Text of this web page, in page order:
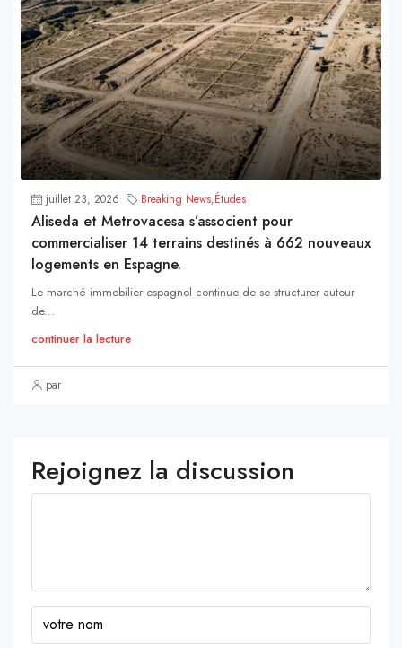
juillet 23, 2026 Breaking News,Études
Aliseda et Metrovacesa s’associent pour
commercialiser 14 terrains destinés à 662 nouveaux
logements en Espagne.
Le marché immobilier espagnol continue de se structurer autour
de...
continuer la lecture
par
Rejoignez la discussion